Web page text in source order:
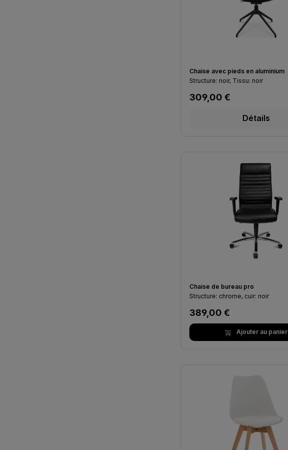
Chaise avec pieds en aluminium
Structure: noir, Tissu: noir
Prix régulier :
309,00 €
Détails
Chaise de bureau pro
Structure: chrome, cuir: noir
Prix régulier :
389,00 €
Ajouter au panier